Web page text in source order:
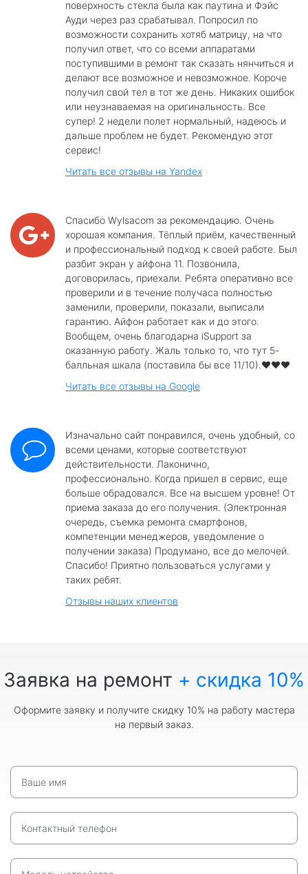
поверхность стекла была как паутина и Фэйс
Ауди через раз срабатывал. Попросил по
возможности сохранить хотяб матрицу, на что
получил ответ, что со всеми аппаратами
поступившими в ремонт так сказать нянчиться и
делают все возможное и невозможное. Короче
получил свой тел в тот же день. Никаких ошибок
или неузнаваемая на оригинальность. Все
супер! 2 недели полет нормальный, надеюсь и
дальше проблем не будет. Рекомендую этот
сервис!
Читать все отзывы на Yandex
Спасибо Wylsacom за рекомендацию. Очень
хорошая компания. Тёплый приём, качественный
и профессиональный подход к своей работе. Был
разбит экран у айфона 11. Позвонила,
договорилась, приехали. Ребята оперативно все
проверили и в течение получаса полностью
заменили, проверили, показали, выписали
гарантию. Айфон работает как и до этого.
Вообщем, очень благодарна iSupport за
оказанную работу. Жаль только то, что тут 5-
балльная шкала (поставила бы все 11/10).❤️❤️❤️
Читать все отзывы на Google
Изначально сайт понравился, очень удобный, со
всеми ценами, которые соответствуют
действительности. Лаконично,
профессионально. Когда пришел в сервис, еще
больше обрадовался. Все на высшем уровне! От
приема заказа до его получения. (Электронная
очередь, съемка ремонта смартфонов,
компетенции менеджеров, уведомление о
получении заказа) Продумано, все до мелочей.
Спасибо! Приятно пользоваться услугами у
таких ребят.
Отзывы наших клиентов
Заявка на ремонт + скидка 10%
Оформите заявку и получите скидку 10% на работу мастера
на первый заказ.